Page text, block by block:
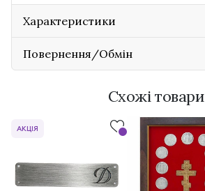
Характеристики
Повернення/Обмін
Схожі товари
АКЦІЯ